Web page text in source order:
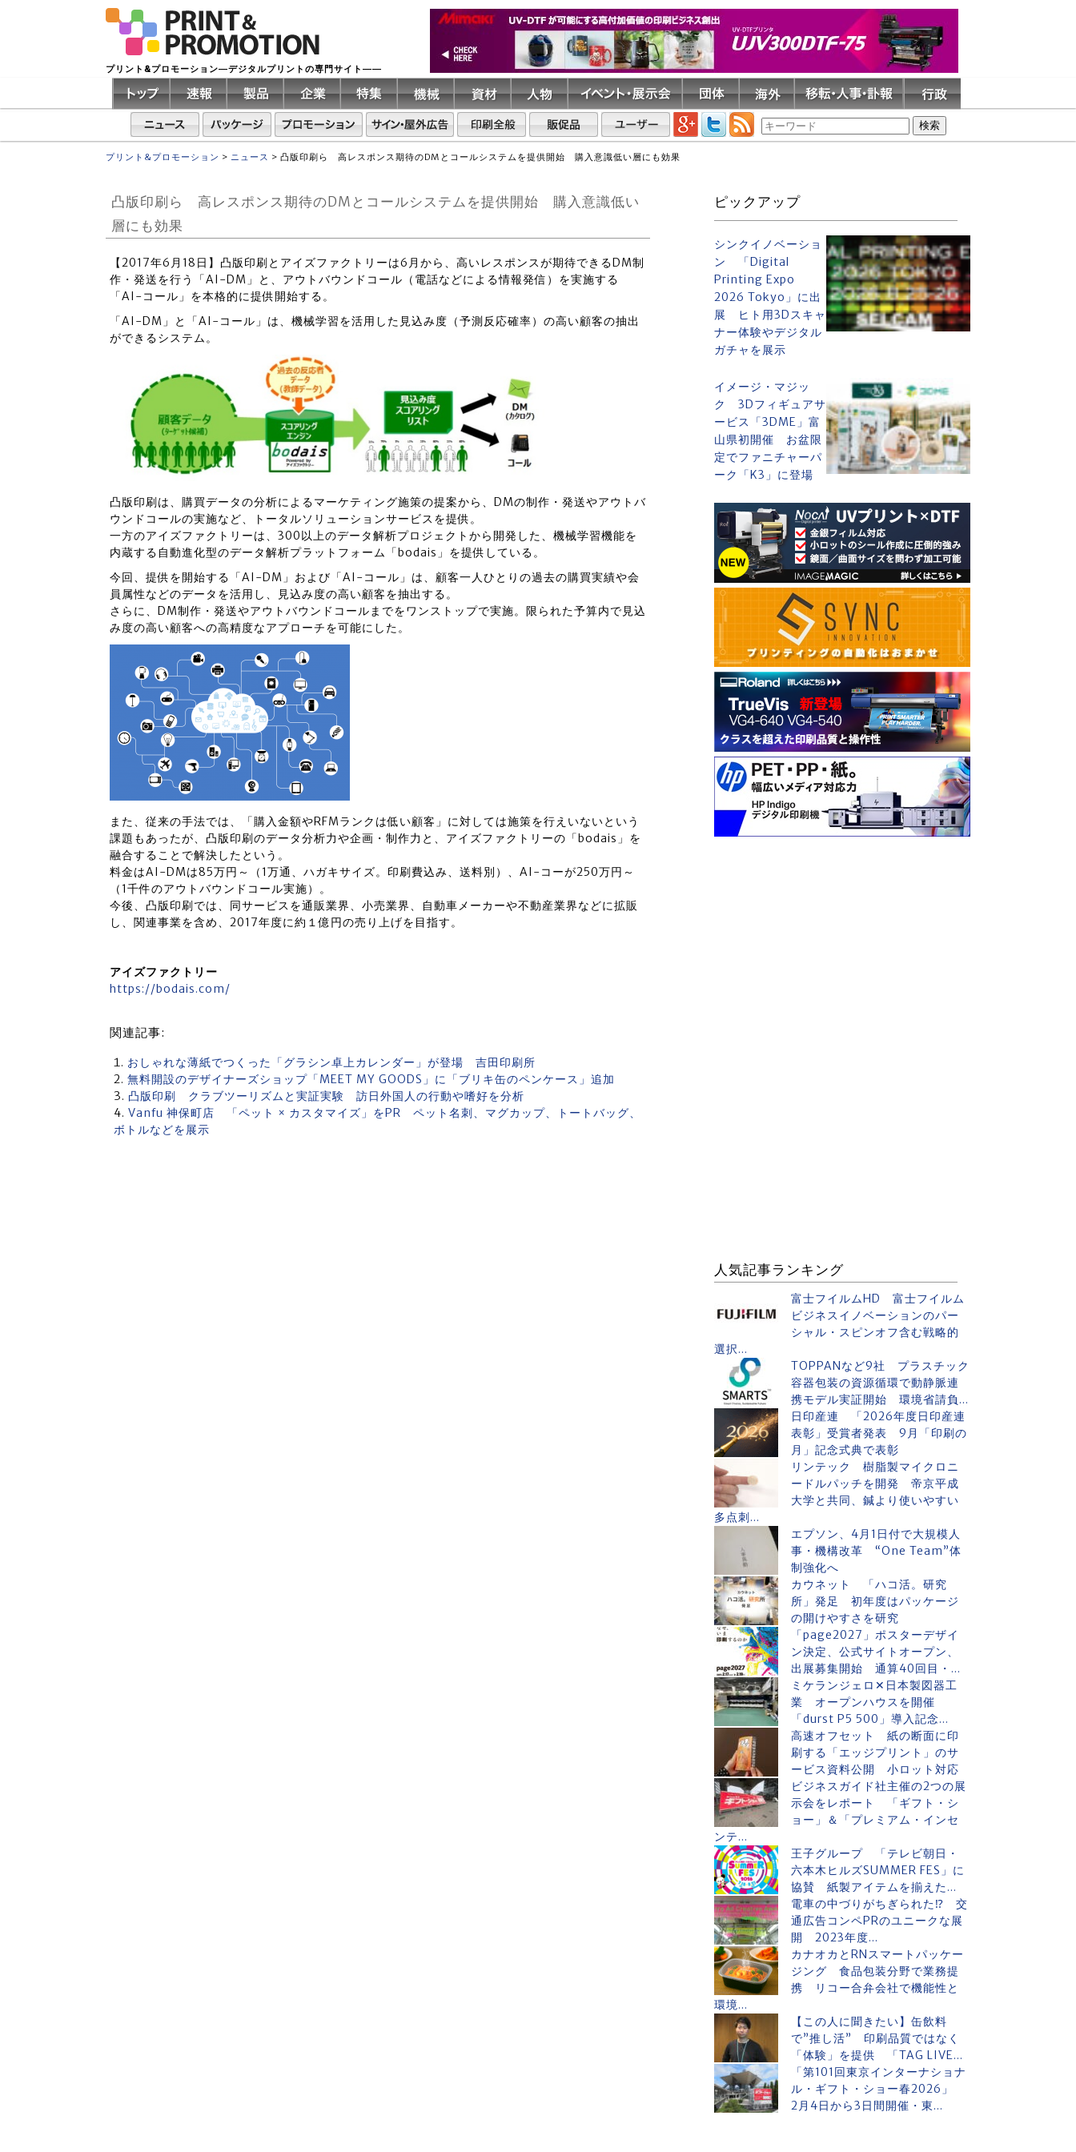
プリント&プロモーション―デジタルプリントの専門サイト――
プリント&プロモーション > ニュース > 凸版印刷ら 高レスポンス期待のDMとコールシステムを提供開始 購入意識低い層にも効果
凸版印刷ら 高レスポンス期待のDMとコールシステムを提供開始 購入意識低い
層にも効果
【2017年6月18日】凸版印刷とアイズファクトリーは6月から、高いレスポンスが期待できるDM制
作・発送を行う「AI-DM」と、アウトバウンドコール（電話などによる情報発信）を実施する
「AI-コール」を本格的に提供開始する。
「AI-DM」と「AI-コール」は、機械学習を活用した見込み度（予測反応確率）の高い顧客の抽出
ができるシステム。
凸版印刷は、購買データの分析によるマーケティング施策の提案から、DMの制作・発送やアウトバ
ウンドコールの実施など、トータルソリューションサービスを提供。
一方のアイズファクトリーは、300以上のデータ解析プロジェクトから開発した、機械学習機能を
内蔵する自動進化型のデータ解析プラットフォーム「bodais」を提供している。
今回、提供を開始する「AI-DM」および「AI-コール」は、顧客一人ひとりの過去の購買実績や会
員属性などのデータを活用し、見込み度の高い顧客を抽出する。
さらに、DM制作・発送やアウトバウンドコールまでをワンストップで実施。限られた予算内で見込
み度の高い顧客への高精度なアプローチを可能にした。
また、従来の手法では、「購入金額やRFMランクは低い顧客」に対しては施策を行えいないという
課題もあったが、凸版印刷のデータ分析力や企画・制作力と、アイズファクトリーの「bodais」を
融合することで解決したという。
料金はAI-DMは85万円～（1万通、ハガキサイズ。印刷費込み、送料別）、AI-コーが250万円～
（1千件のアウトバウンドコール実施）。
今後、凸版印刷では、同サービスを通販業界、小売業界、自動車メーカーや不動産業界などに拡販
し、関連事業を含め、2017年度に約１億円の売り上げを目指す。
アイズファクトリー
https://bodais.com/
関連記事:
おしゃれな薄紙でつくった「グラシン卓上カレンダー」が登場 吉田印刷所
無料開設のデザイナーズショップ「MEET MY GOODS」に「ブリキ缶のペンケース」追加
凸版印刷 クラブツーリズムと実証実験 訪日外国人の行動や嗜好を分析
Vanfu 神保町店 「ペット × カスタマイズ」をPR ペット名刺、マグカップ、トートバッグ、
ボトルなどを展示
ピックアップ
シンクイノベーショ
ン 「Digital
Printing Expo
2026 Tokyo」に出
展 ヒト用3Dスキャ
ナー体験やデジタル
ガチャを展示
イメージ・マジッ
ク 3Dフィギュアサ
ービス「3DME」富
山県初開催 お盆限
定でファニチャーパ
ーク「K3」に登場
人気記事ランキング
富士フイルムHD 富士フイルム
ビジネスイノベーションのパー
シャル・スピンオフ含む戦略的
選択...
TOPPANなど9社 プラスチック
容器包装の資源循環で動静脈連
携モデル実証開始 環境省請負...
日印産連 「2026年度日印産連
表彰」受賞者発表 9月「印刷の
月」記念式典で表彰
リンテック 樹脂製マイクロニ
ードルパッチを開発 帝京平成
大学と共同、鍼より使いやすい
多点刺...
エプソン、4月1日付で大規模人
事・機構改革 “One Team”体
制強化へ
カウネット 「ハコ活。研究
所」発足 初年度はパッケージ
の開けやすさを研究
「page2027」ポスターデザイ
ン決定、公式サイトオープン、
出展募集開始 通算40回目・...
ミケランジェロ✕日本製図器工
業 オープンハウスを開催
「durst P5 500」導入記念...
高速オフセット 紙の断面に印
刷する「エッジプリント」のサ
ービス資料公開 小ロット対応
ビジネスガイド社主催の2つの展
示会をレポート 「ギフト・シ
ョー」＆「プレミアム・インセ
ンテ...
王子グループ 「テレビ朝日・
六本木ヒルズSUMMER FES」に
協賛 紙製アイテムを揃えた...
電車の中づりがちぎられた⁉ 交
通広告コンペPRのユニークな展
開 2023年度...
カナオカとRNスマートパッケー
ジング 食品包装分野で業務提
携 リコー合弁会社で機能性と
環境...
【この人に聞きたい】缶飲料
で”推し活” 印刷品質ではなく
「体験」を提供 「TAG LIVE...
「第101回東京インターナショナ
ル・ギフト・ショー春2026」
2月4日から3日間開催・東...